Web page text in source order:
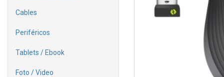
Cables
Periféricos
Tablets / Ebook
Foto / Video